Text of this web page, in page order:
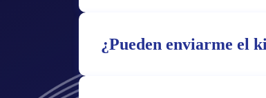
¿Pueden enviarme el